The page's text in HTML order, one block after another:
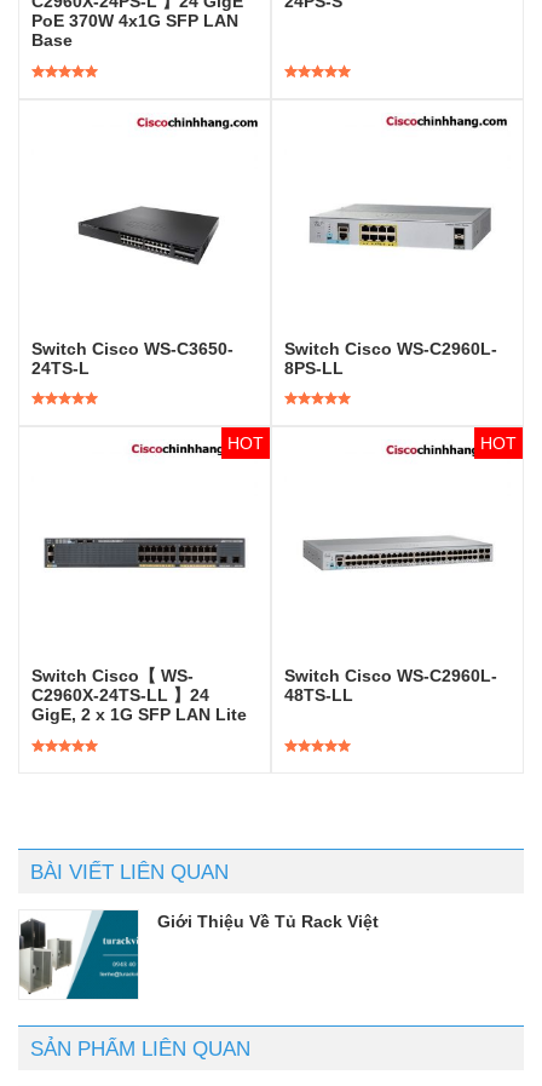
PoE 370W 4x1G SFP LAN
Base
Switch Cisco WS-C3650-
24TS-L
Switch Cisco WS-C2960L-
8PS-LL
Switch Cisco【 WS-
C2960X-24TS-LL 】24
GigE, 2 x 1G SFP LAN Lite
Switch Cisco WS-C2960L-
48TS-LL
BÀI VIẾT LIÊN QUAN
Giới Thiệu Về Tủ Rack Việt
SẢN PHẨM LIÊN QUAN